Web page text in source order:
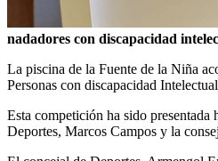
nadadores con discapacidad
La piscina de la Fuente de la Niña
Personas con discapacidad
Esta competición ha sido
Deportes, Marcos Campos y la